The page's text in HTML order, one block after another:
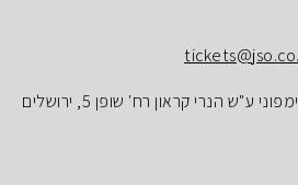
ע"ש הנרי קראון רח' שופן 5, ירושלים